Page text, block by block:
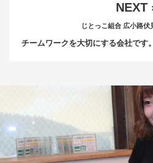
NEXT
じとっこ組合 広小路伏
チームワークを大切にする会社です。